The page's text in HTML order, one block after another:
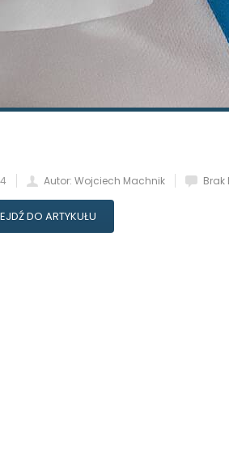
Autor: Wojciech Machnik Brak
DO ARTYKUŁU